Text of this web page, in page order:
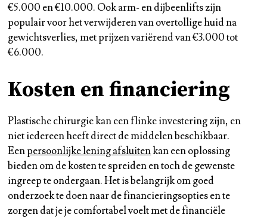
€5.000 en €10.000. Ook arm- en dijbeenlifts zijn
populair voor het verwijderen van overtollige huid na
gewichtsverlies, met prijzen variërend van €3.000 tot
€6.000.
Kosten en financiering
Plastische chirurgie kan een flinke investering zijn, en
niet iedereen heeft direct de middelen beschikbaar.
Eenpersoonlijke lening afsluitenkan een oplossing
bieden om de kosten te spreiden en toch de gewenste
ingreep te ondergaan. Het is belangrijk om goed
onderzoek te doen naar de financieringsopties en te
zorgen dat je je comfortabel voelt met de financiële